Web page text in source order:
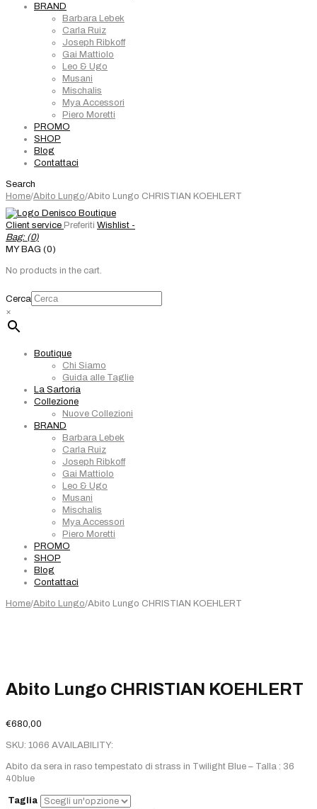
BRAND
Barbara Lebek
Carla Ruiz
Joseph Ribkoff
Gai Mattiolo
Leo & Ugo
Musani
Mischalis
Mya Accessori
Piero Moretti
PROMO
SHOP
Blog
Contattaci
Search
Home/Abito Lungo/Abito Lungo CHRISTIAN KOEHLERT
Client service Preferiti Wishlist -
Bag: (0)
MY BAG (0)
No products in the cart.
Cerca
×
Boutique
Chi Siamo
Guida alle Taglie
La Sartoria
Collezione
Nuove Collezioni
BRAND
Barbara Lebek
Carla Ruiz
Joseph Ribkoff
Gai Mattiolo
Leo & Ugo
Musani
Mischalis
Mya Accessori
Piero Moretti
PROMO
SHOP
Blog
Contattaci
Home/Abito Lungo/Abito Lungo CHRISTIAN KOEHLERT
Abito Lungo CHRISTIAN KOEHLERT
€680,00
SKU: 1066 AVAILABILITY:
Abito da sera in raso tempestato di strass in Twilight Blue – Talla : 36
40blue
Taglia